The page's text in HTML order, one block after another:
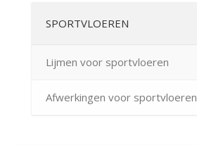
SPORTVLOEREN
Lijmen voor sportvloeren
Afwerkingen voor sportvloeren